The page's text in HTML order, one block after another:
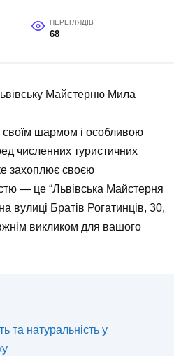
ПЕРЕГЛЯДІВ
68
Майстерню Мила
шармом і особливою
численних туристичних
захоплює своєю
— це “Львівська Майстерня
вулиці Братів Рогатинців, 30,
викликом для вашого
та натуральність у